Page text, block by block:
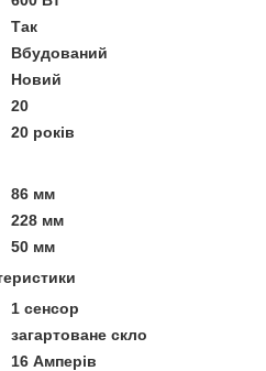
Так
Вбудований
Новий
20
20 років
86 мм
228 мм
50 мм
1 сенсор
загартоване скло
16 Амперів